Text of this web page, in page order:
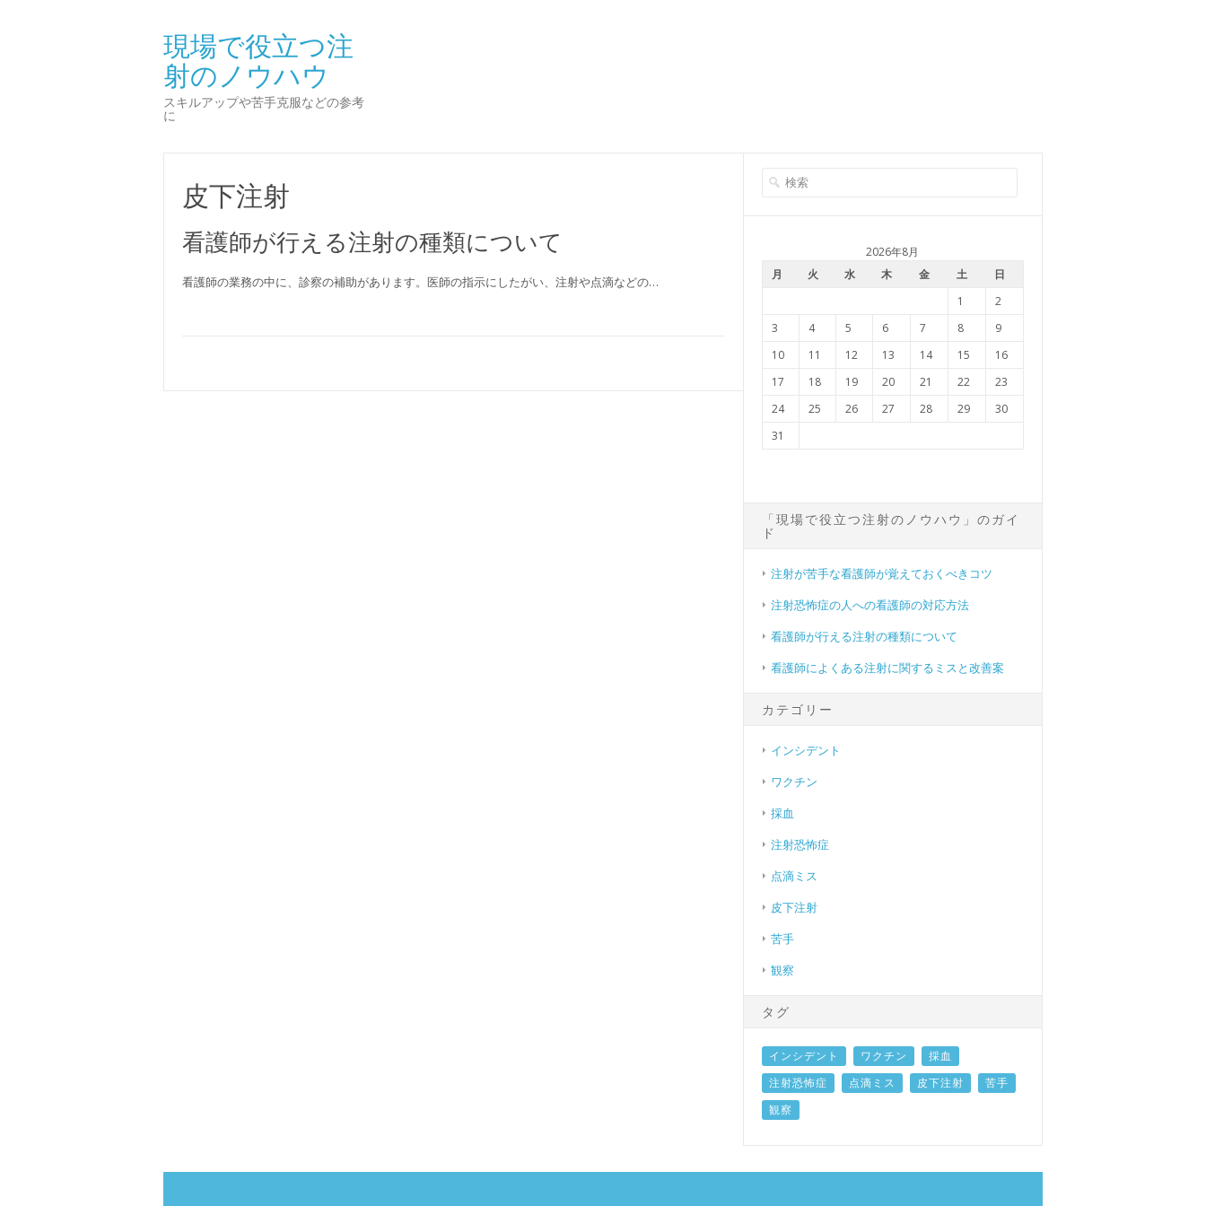
現場で役立つ注
射のノウハウ
スキルアップや苦手克服などの参考
に
皮下注射
看護師が行える注射の種類について
看護師の業務の中に、診察の補助があります。医師の指示にしたがい、注射や点滴などの…
2026年8月
月
火 水 木 金 土
日
1
2
3
4 5 6 7 8
9
10
11 12 13 14 15
16
17
18 19 20 21 22
23
24
25 26 27 28 29
30
31
「現場で役立つ注射のノウハウ」のガイ
ド
注射が苦手な看護師が覚えておくべきコツ
注射恐怖症の人への看護師の対応方法
看護師が行える注射の種類について
看護師によくある注射に関するミスと改善案
カテゴリー
インシデント
ワクチン
採血
注射恐怖症
点滴ミス
皮下注射
苦手
観察
タグ
インシデント ワクチン
採血
注射恐怖症
点滴ミス 皮下注射
苦手
観察